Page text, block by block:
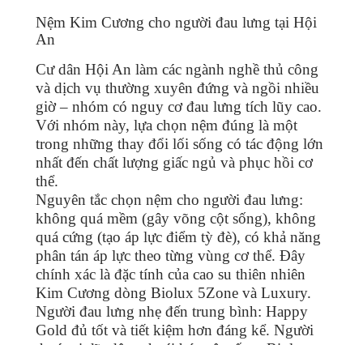
Nệm Kim Cương cho người đau lưng tại Hội
An
Cư dân Hội An làm các ngành nghề thủ công
và dịch vụ thường xuyên đứng và ngồi nhiều
giờ – nhóm có nguy cơ đau lưng tích lũy cao.
Với nhóm này, lựa chọn nệm đúng là một
trong những thay đổi lối sống có tác động lớn
nhất đến chất lượng giấc ngủ và phục hồi cơ
thể.
Nguyên tắc chọn nệm cho người đau lưng:
không quá mềm (gây võng cột sống), không
quá cứng (tạo áp lực điểm tỳ đè), có khả năng
phân tán áp lực theo từng vùng cơ thể. Đây
chính xác là đặc tính của cao su thiên nhiên
Kim Cương dòng Biolux 5Zone và Luxury.
Người đau lưng nhẹ đến trung bình: Happy
Gold đủ tốt và tiết kiệm hơn đáng kể. Người